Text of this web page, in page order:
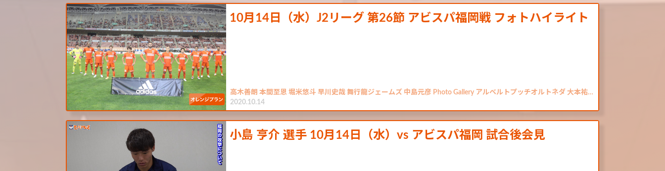
10月14日（水）J2リーグ 第26節 アビスパ福岡戦 フォトハイライト
高木善朗 本間至恩 堀米悠斗 早川史哉 舞行龍ジェームズ 中島元彦 Photo Gallery アルベルトプッチオルトネダ 大本祐…
2020.10.14
小島 亨介 選手 10月14日（水）vs アビスパ福岡 試合後会見